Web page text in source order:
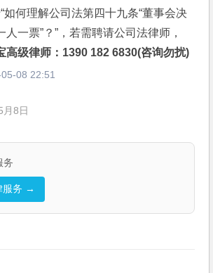
如何理解公司法第四十九条“董事会决
一票”？”，若需聘请公司法律师，
高级律师：1390 182 6830(咨询勿扰)
08 22:51
8日
务
服务 →